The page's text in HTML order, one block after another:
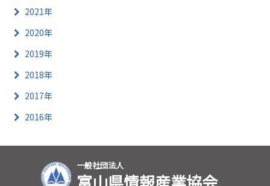
2021年
2020年
2019年
2018年
2017年
2016年
一般社団法人
富山県情報産業協会